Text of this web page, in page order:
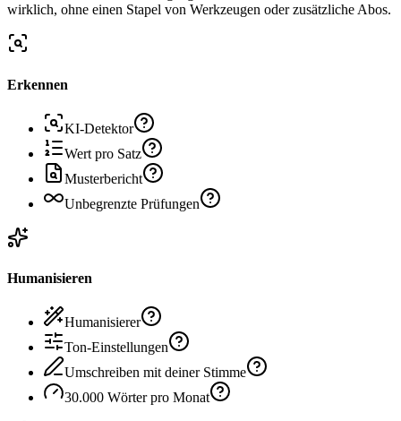
wirklich, ohne einen Stapel von Werkzeugen oder zusätzliche Abos.
Erkennen
KI-Detektor
Wert pro Satz
Musterbericht
Unbegrenzte Prüfungen
Humanisieren
Humanisierer
Ton-Einstellungen
Umschreiben mit deiner Stimme
30.000 Wörter pro Monat